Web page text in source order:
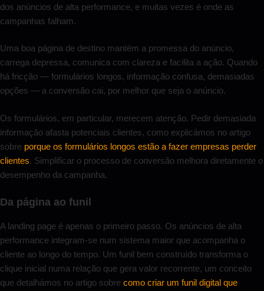
dos anúncios de alta performance, e muitas vezes é onde as
campanhas falham.
Uma boa página de destino mantém a promessa do anúncio,
carrega depressa, comunica com clareza e facilita a ação. Quando
há fricção — formulários longos, informação confusa, demasiadas
opções — a conversão cai, por melhor que seja o anúncio.
Os formulários, em particular, merecem atenção. Pedir demasiada
informação afasta potenciais clientes, como explicámos no artigo
sobre porque os formulários longos estão a fazer empresas perder
clientes. Simplificar o processo de conversão melhora diretamente o
desempenho da campanha.
Da página ao funil
A landing page é apenas o primeiro passo. Os anúncios de alta
performance integram-se num sistema maior que acompanha o
cliente ao longo do tempo. Um funil bem construído transforma o
clique inicial numa relação que gera valor recorrente, um conceito
que detalhámos no artigo sobre como criar um funil digital que